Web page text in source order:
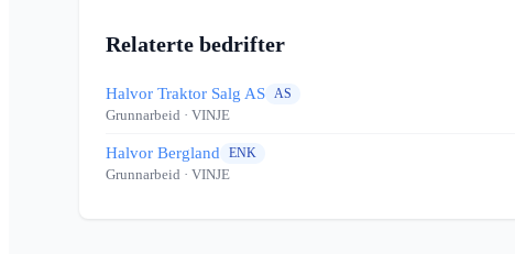
Relaterte bedrifter
Halvor Traktor Salg AS AS
Grunnarbeid · VINJE
Halvor Bergland ENK
Grunnarbeid · VINJE